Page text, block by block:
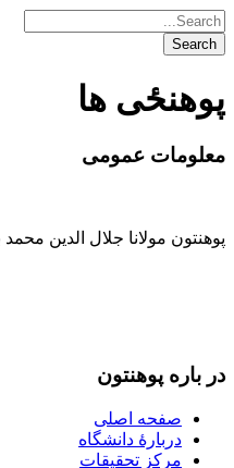
پوهنځی ها
معلومات عمومی
پوهنتون مولانا جلال الدین
در باره‌ پوهنتون
صفحه اصلی
دربارۀ‌ دانشگاه
مرکز تحقیقات